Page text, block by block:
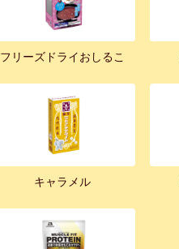
フリーズドライおしるこ
キャラメル